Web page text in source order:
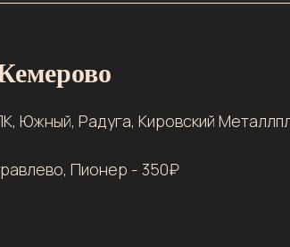
Южный, Радуга, Кировский
Пионер - 350₽